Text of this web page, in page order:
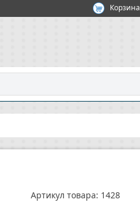
Корзина
Артикул товара: 1428